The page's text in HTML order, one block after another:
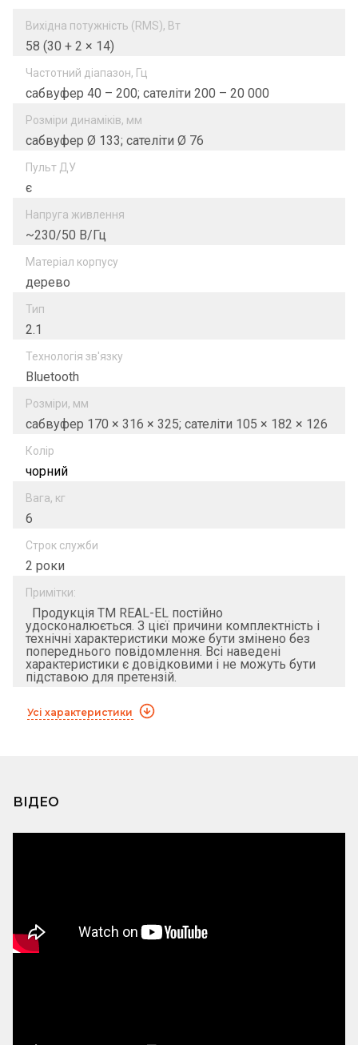
Вихідна потужність (RMS), Вт
58 (30 + 2 × 14)
Частотний діапазон, Гц
сабвуфер 40 – 200; сателіти 200 – 20 000
Розміри динаміків, мм
сабвуфер Ø 133; сателіти Ø 76
Пульт ДУ
є
Напруга живлення
~230/50 В/Гц
Матеріал корпусу
дерево
Тип
2.1
Технологія зв'язку
Bluetooth
Розміри, мм
сабвуфер 170 × 316 × 325; сателіти 105 × 182 × 126
Колір
чорний
Вага, кг
6
Строк служби
2 роки
Примітки:
Продукція ТМ REAL-EL постійно
удосконалюється. З цієї причини комплектність і
технічні характеристики може бути змінено без
попереднього повідомлення. Всі наведені
характеристики є довідковими і не можуть бути
підставою для претензій.
Усі характеристики
ВІДЕО